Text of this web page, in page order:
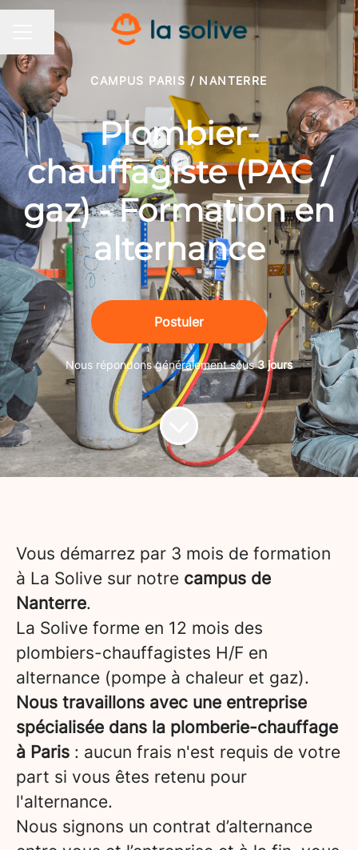
MENU CARRIÈRE
Partager la page
CAMPUS PARIS / NANTERRE
Plombier-
chauffagiste (PAC /
gaz) - Formation en
alternance
Postuler
Nous répondons généralement sous3 jours
Vous démarrez par 3 mois de formation
à La Solive sur notre campus de
Nanterre.
La Solive forme en 12 mois des
plombiers-chauffagistes H/F en
alternance (pompe à chaleur et gaz).
Nous travaillons avec une entreprise
spécialisée dans la plomberie-chauffage
à Paris : aucun frais n'est requis de votre
part si vous êtes retenu pour
l'alternance.
Nous signons un contrat d’alternance